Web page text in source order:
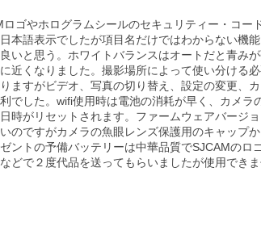
ゴやホログラムシールのセキュリティー・コー
本語表示でしたが項目名だけではわからない機
いと思う。ホワイトバランスはオートだと青み
近くなりました。撮影場所によって使い分ける
ますがビデオ、写真の切り替え、設定の変更、
でした。wifi使用時は電池の消耗が早く、カメラ
時がリセットされます。ファームウェアバージ
のですがカメラの魚眼レンズ保護用のキャップ
ントの予備バッテリーは中華品質でSJCAMのロ
どで２度代品を送ってもらいましたが使用でき